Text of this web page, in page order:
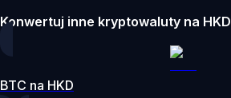
Konwertuj inne kryptowaluty na HKD
BTC na HKD